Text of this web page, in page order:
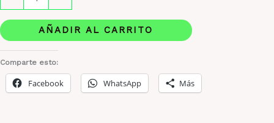
Fleur
X
90
Ml
Original
cantidad
AÑADIR AL CARRITO
Comparte esto:
Facebook WhatsApp Más